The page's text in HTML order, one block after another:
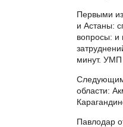
Первыми
и Астаны:
вопросы: и
минут. УМП
области:
Павлодар